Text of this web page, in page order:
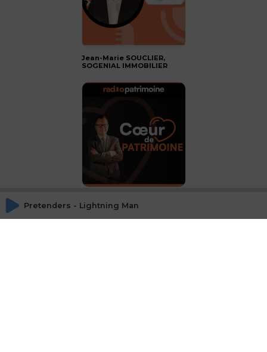
Jean-Marie SOUCLIER,
SOGENIAL IMMOBILIER
Jean-Marie SOUCLIER,
SOGENIAL
Pretenders - Lightning Man